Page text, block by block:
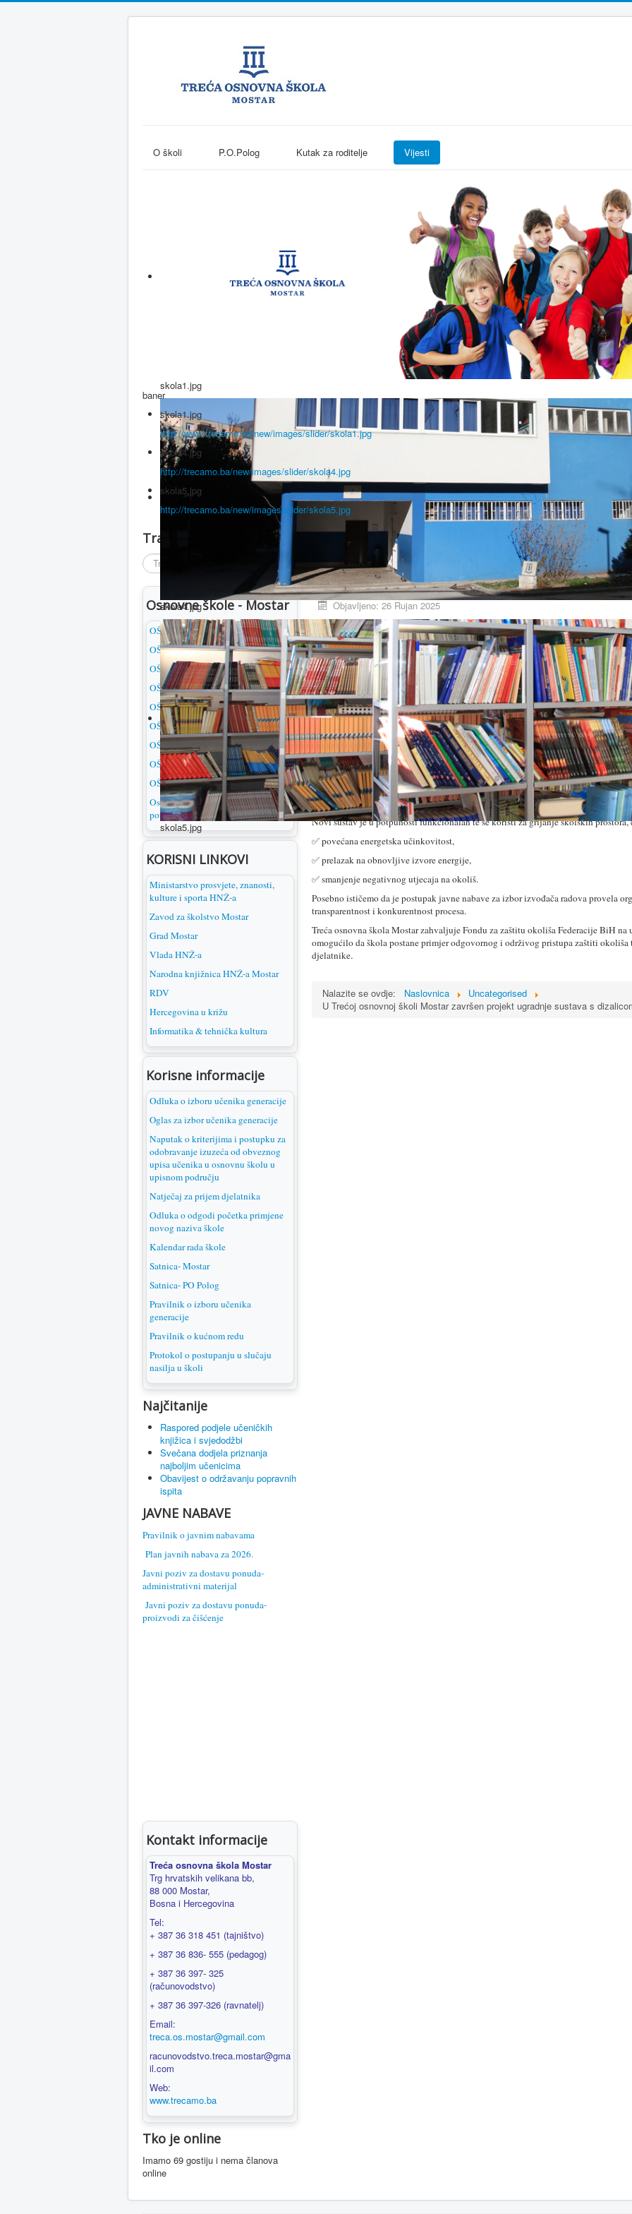
O školi P.O.Polog Kutak za roditelje Vijesti
skola1.jpg
skola4.jpg
skola5.jpg
baner
skola1.jpg
http://www.trecamo.ba/new/images/slider/skola1.jpg
skola4.jpg
http://trecamo.ba/new/images/slider/skola4.jpg
skola5.jpg
http://trecamo.ba/new/images/slider/skola5.jpg
Traži
Traži
...
Osnovne škole - Mostar
OŠ Antuna Branka Šimića
OŠ Ivana Gundulića
OŠ Ilije Jakovljevića
OŠ S. S. Kranjčevića
OŠ Petra Bakule
OŠ Bartola Kašića
OŠ Ilići
OŠ Cim
OŠ Kruševo
Osnovna škola za djecu s posebnim
potrebama Mostar
KORISNI LINKOVI
Ministarstvo prosvjete, znanosti,
kulture i sporta HNŽ-a
Zavod za školstvo Mostar
Grad Mostar
Vlada HNŽ-a
Narodna knjižnica HNŽ-a Mostar
RDV
Hercegovina u križu
Informatika & tehnička kultura
Korisne informacije
Odluka o izboru učenika generacije
Oglas za izbor učenika generacije
Naputak o kriterijima i postupku za
odobravanje izuzeća od obveznog
upisa učenika u osnovnu školu u
upisnom području
Natječaj za prijem djelatnika
Odluka o odgodi početka primjene
novog naziva škole
Kalendar rada škole
Satnica- Mostar
Satnica- PO Polog
Pravilnik o izboru učenika
generacije
Pravilnik o kućnom redu
Protokol o postupanju u slučaju
nasilja u školi
Najčitanije
Raspored podjele učeničkih
knjižica i svjedodžbi
Svečana dodjela priznanja
najboljim učenicima
Obavijest o održavanju popravnih
ispita
JAVNE NABAVE
Pravilnik o javnim nabavama
Plan javnih nabava za 2026.
Javni poziv za dostavu ponuda-
administrativni materijal
Javni poziv za dostavu ponuda-
proizvodi za čišćenje
Kontakt informacije
Treća osnovna škola Mostar
Trg hrvatskih velikana bb,
88 000 Mostar,
Bosna i Hercegovina
Tel:
+ 387 36 318 451 (tajništvo)
+ 387 36 836- 555 (pedagog)
+ 387 36 397- 325
(računovodstvo)
+ 387 36 397-326 (ravnatelj)
Email:
treca.os.mostar@gmail.com
racunovodstvo.treca.mostar@gma
il.com
Web:
www.trecamo.ba
Tko je online
Imamo 69 gostiju i nema članova
online
U Trećoj osnovnoj školi Mostar završen
dizalicom topline
Detalji
Objavljeno: 26 Rujan 2025
Treća osnovna škola Mostar uspješno je realizirala projekt
„Povećanje energetske učinkovitosti prelaskom na okolišno
prihvatljive tehnologije u sektoru obrazovanja – Ugradnja sustava s
dizalicom topline“, financiran sredstvima Fonda za zaštitu okoliša
Federacije BiH. Projekt je proveden u razdoblju od lipnja do prosinca
2024. godine, a ukupna vrijednost iznosila je 149.237,00 KM.
Zahvaljujući podršci Fonda, škola je realizirala niz važnih aktivnosti:
• demontažu dotrajalog sustava grijanja na lož ulje,
• nabavu i ugradnju novog sustava grijanja temeljenog na dizalici
topline,
• izvedbu pratećih građevinsko-instalaterskih radova,
• tehničku pripremu i testiranje sustava
Novi sustav je u potpunosti funkcionalan te se koristi za grijanje školskih
✅ povećana energetska učinkovitost,
✅ prelazak na obnovljive izvore energije,
✅ smanjenje negativnog utjecaja na okoliš.
Posebno ističemo da je postupak javne nabave za izbor izvođača radova provela
transparentnost i konkurentnost procesa.
Treća osnovna škola Mostar zahvaljuje Fondu za zaštitu okoliša Federacije BiH
omogućilo da škola postane primjer odgovornog i održivog pristupa zaštiti
djelatnike.
Nalazite se ovdje: Naslovnica
Uncategorised
U Trećoj osnovnoj školi Mostar završen projekt ugradnje sustava s